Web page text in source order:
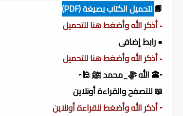
📘لتحميل الكتاب بصيغة (PDF)
▫️ أذكر الله وأضغط هنا للتحميل
● رابط إضافى
▫️ أذكر الله وأضغط هنا للتحميل
▫️🕋 الله ﷻ_محمد ﷺ 🕌▫️
📖 للتصفح والقراءة أونلاين
▫️ أذكر الله وأضغط للقراءة أونلاين